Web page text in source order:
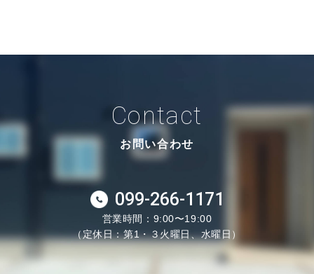
Contact
お問い合わせ
099-266-1171
営業時間：9:00〜19:00
（定休日：第1・３火曜日、水曜日）